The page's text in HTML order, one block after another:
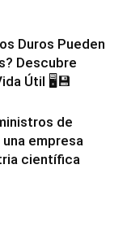
Duros Pueden
Descubre
Útil 🖥️💾
de
empresa
científica